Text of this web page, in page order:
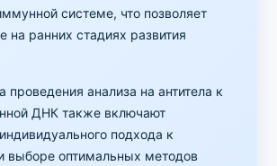
системе, что позволяет
на ранних стадиях развития
анализа на антитела к
ДНК также включают
подхода к
выборе оптимальных методов